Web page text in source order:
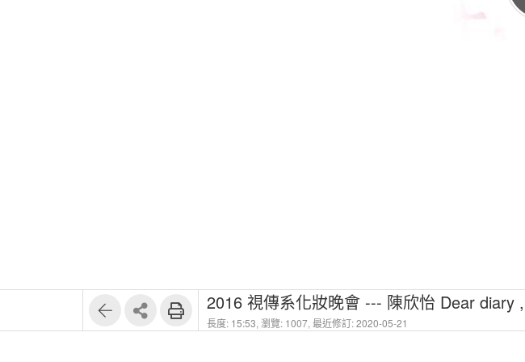
2016 視傳系化妝晚會 --- 陳欣怡 Dear diary
長度: 15:53, 瀏覽: 1007, 最近修訂: 2020-05-21